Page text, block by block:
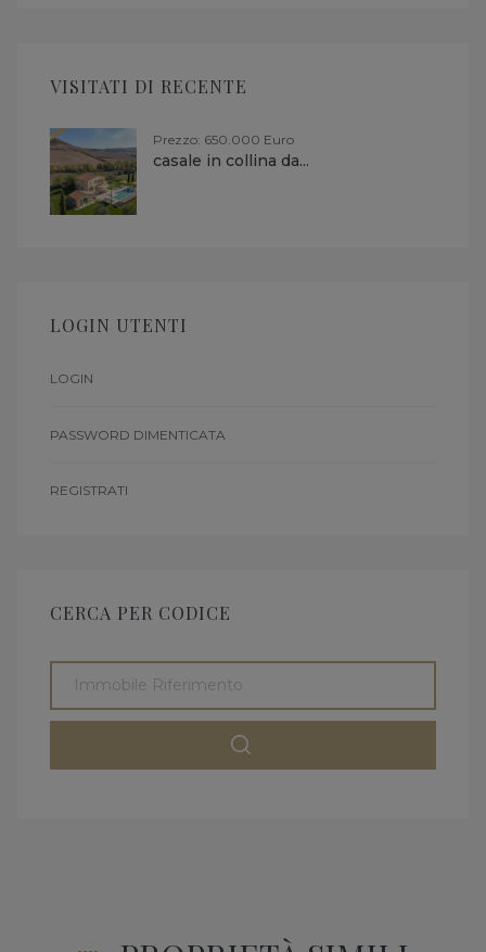
VISITATI DI RECENTE
casale in collina da...
Prezzo: 650.000 Euro
LOGIN UTENTI
LOGIN
PASSWORD DIMENTICATA
REGISTRATI
CERCA PER CODICE